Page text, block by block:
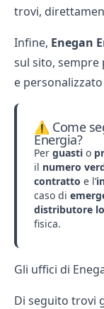
trovi,
Infine, Enegan
sul sito,
e
⚠️ Come
Energia?
Per guasti o
il numero
contratto e l’
caso di
distributore
fisica.
Gli uffici di
Di seguito trovi